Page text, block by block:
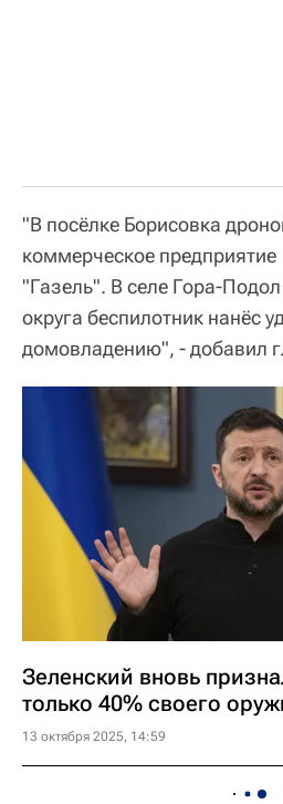
"В посёлке Борисовка
коммерческое
"Газель". В селе Гора-
округа беспилотник нанёс
домовладению", - добавил
Зеленский вновь
только 40% своего
13 октября 2025, 14:59